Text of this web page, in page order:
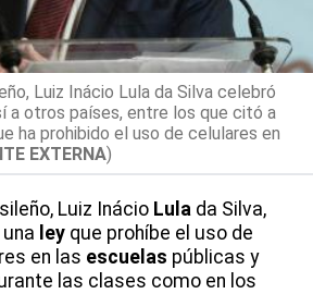
Luiz Inácio Lula da Silva celebró
a otros países, entre los que citó a
ha prohibido el uso de celulares en
EXTERNA)
Luiz Inácio Lula da Silva,
ley que prohíbe el uso de
en las escuelas públicas y
las clases como en los